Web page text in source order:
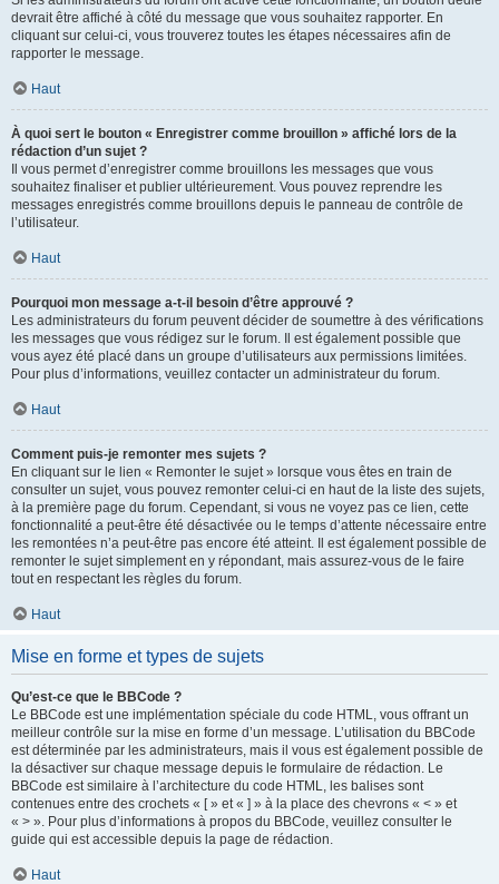
devrait être affiché à côté du message que vous souhaitez rapporter. En
cliquant sur celui-ci, vous trouverez toutes les étapes nécessaires afin de
rapporter le message.
Haut
À quoi sert le bouton « Enregistrer comme brouillon » affiché lors de la
rédaction d’un sujet ?
Il vous permet d’enregistrer comme brouillons les messages que vous
souhaitez finaliser et publier ultérieurement. Vous pouvez reprendre les
messages enregistrés comme brouillons depuis le panneau de contrôle de
l’utilisateur.
Haut
Pourquoi mon message a-t-il besoin d’être approuvé ?
Les administrateurs du forum peuvent décider de soumettre à des vérifications
les messages que vous rédigez sur le forum. Il est également possible que
vous ayez été placé dans un groupe d’utilisateurs aux permissions limitées.
Pour plus d’informations, veuillez contacter un administrateur du forum.
Haut
Comment puis-je remonter mes sujets ?
En cliquant sur le lien « Remonter le sujet » lorsque vous êtes en train de
consulter un sujet, vous pouvez remonter celui-ci en haut de la liste des sujets,
à la première page du forum. Cependant, si vous ne voyez pas ce lien, cette
fonctionnalité a peut-être été désactivée ou le temps d’attente nécessaire entre
les remontées n’a peut-être pas encore été atteint. Il est également possible de
remonter le sujet simplement en y répondant, mais assurez-vous de le faire
tout en respectant les règles du forum.
Haut
Mise en forme et types de sujets
Qu’est-ce que le BBCode ?
Le BBCode est une implémentation spéciale du code HTML, vous offrant un
meilleur contrôle sur la mise en forme d’un message. L’utilisation du BBCode
est déterminée par les administrateurs, mais il vous est également possible de
la désactiver sur chaque message depuis le formulaire de rédaction. Le
BBCode est similaire à l’architecture du code HTML, les balises sont
contenues entre des crochets « [ » et « ] » à la place des chevrons « < » et
« > ». Pour plus d’informations à propos du BBCode, veuillez consulter le
guide qui est accessible depuis la page de rédaction.
Haut